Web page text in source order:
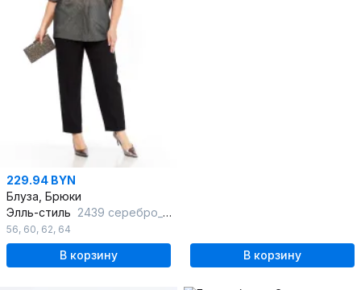
229.94 BYN
Блуза, Брюки
Элль-стиль 2439 серебро_черный
56, 60, 62, 64
В корзину В корзину